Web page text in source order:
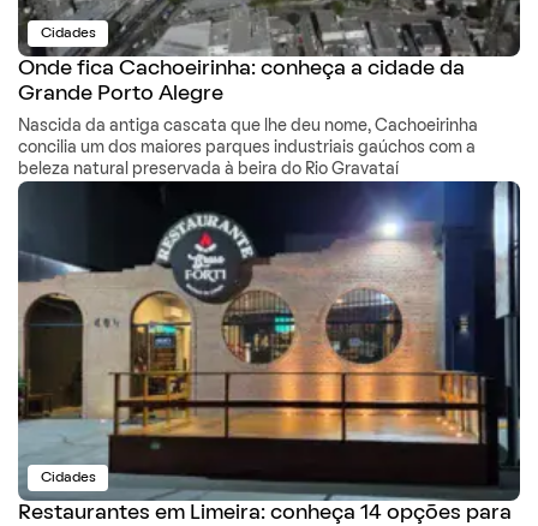
Cidades
Onde fica Cachoeirinha: conheça a cidade da
Grande Porto Alegre
Nascida da antiga cascata que lhe deu nome, Cachoeirinha
concilia um dos maiores parques industriais gaúchos com a
beleza natural preservada à beira do Rio Gravataí
Cidades
Restaurantes em Limeira: conheça 14 opções para